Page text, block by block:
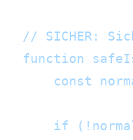
// SICHER:
function
const
if